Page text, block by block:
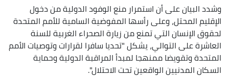
وشدد البيان على أن استمرار منع الوفود الدولية من دخول
الإقليم المحتل، وعلى رأسها المفوضية السامية للأمم المتحدة
لحقوق الإنسان التي تمنع من زيارة الصحراء الغربية للسنة
العاشرة على التوالي، يشكل "تحديا سافرا لقرارات وتوصيات الأمم
المتحدة وتقويضا ممنهجا لمبدأ المراقبة الدولية وحماية
السكان المدنيين الواقعين تحت الاحتلال".